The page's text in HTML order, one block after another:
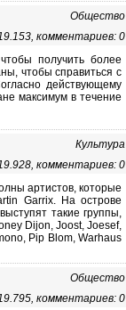
Общество
комментариев: 0
получить более
чтобы справиться с
действующему
максимум в течение
Культура
комментариев: 0
артистов, которые
Garrix. На острове
такие группы,
Dijon, Joost, Joesef,
Pip Blom, Warhaus
Общество
комментариев: 0